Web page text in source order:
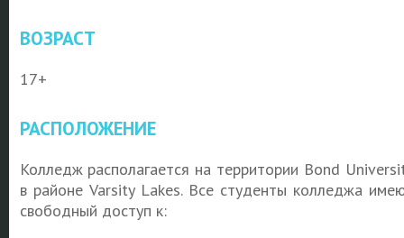
ВОЗРАСТ
17+
РАСПОЛОЖЕНИЕ
Колледж располагается на территории Bond
в районе Varsity Lakes. Все студенты колледжа
свободный доступ к: